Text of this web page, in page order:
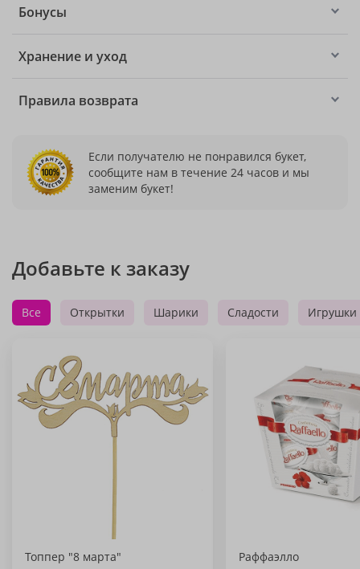
Бонусы
Хранение и уход
Правила возврата
Если получателю не понравился букет,
сообщите нам в течение 24 часов и мы
заменим букет!
Добавьте к заказу
Все Открытки Шарики Сладости Игрушки
Топпер "8 марта" Раффаэлло